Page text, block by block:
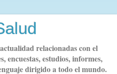
relacionadas con el
encuestas, estudios, informes,
dirigido a todo el mundo.